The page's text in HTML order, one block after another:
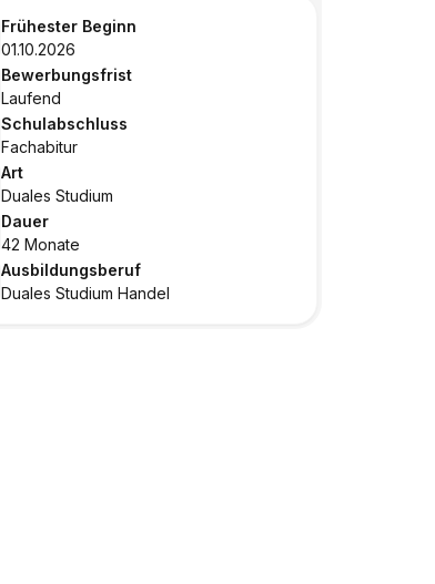
Frühester Beginn
01.10.2026
Bewerbungsfrist
Laufend
Schulabschluss
Fachabitur
Art
Duales Studium
Dauer
42 Monate
Ausbildungsberuf
Duales Studium Handel